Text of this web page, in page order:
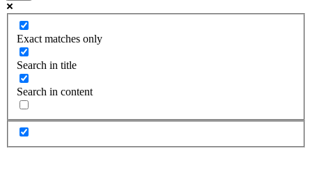
Exact matches only
Search in title
Search in content